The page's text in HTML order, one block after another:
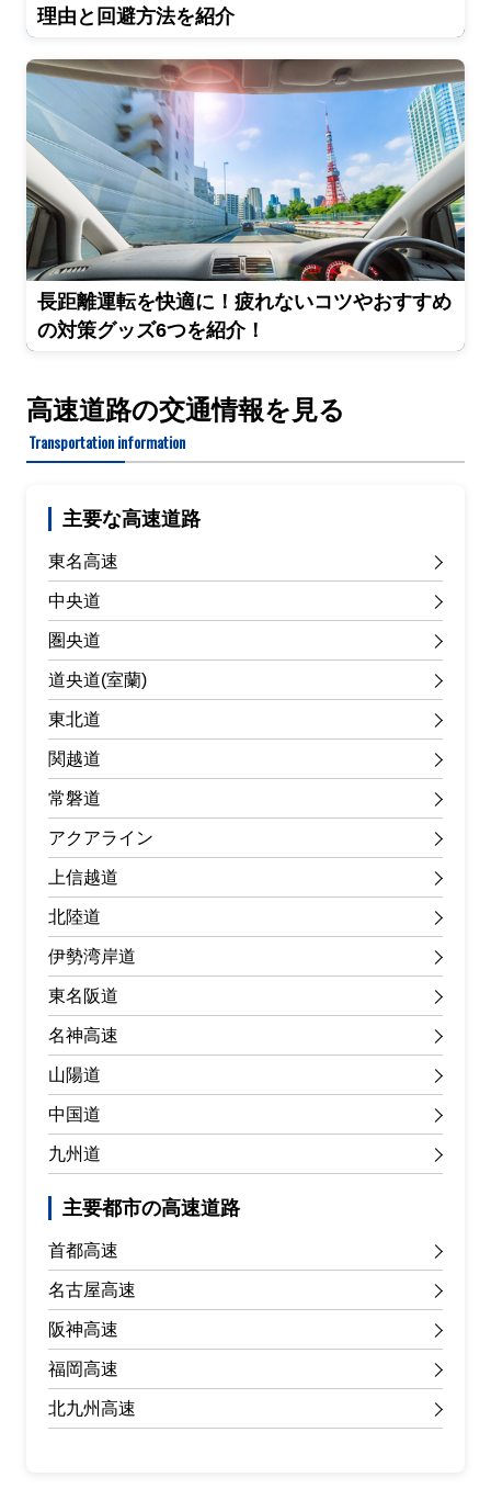
理由と回避方法を紹介
長距離運転を快適に！疲れないコツやおすすめ
の対策グッズ6つを紹介！
高速道路の交通情報を見る
Transportation information
主要な高速道路
東名高速
中央道
圏央道
道央道(室蘭)
東北道
関越道
常磐道
アクアライン
上信越道
北陸道
伊勢湾岸道
東名阪道
名神高速
山陽道
中国道
九州道
主要都市の高速道路
首都高速
名古屋高速
阪神高速
福岡高速
北九州高速